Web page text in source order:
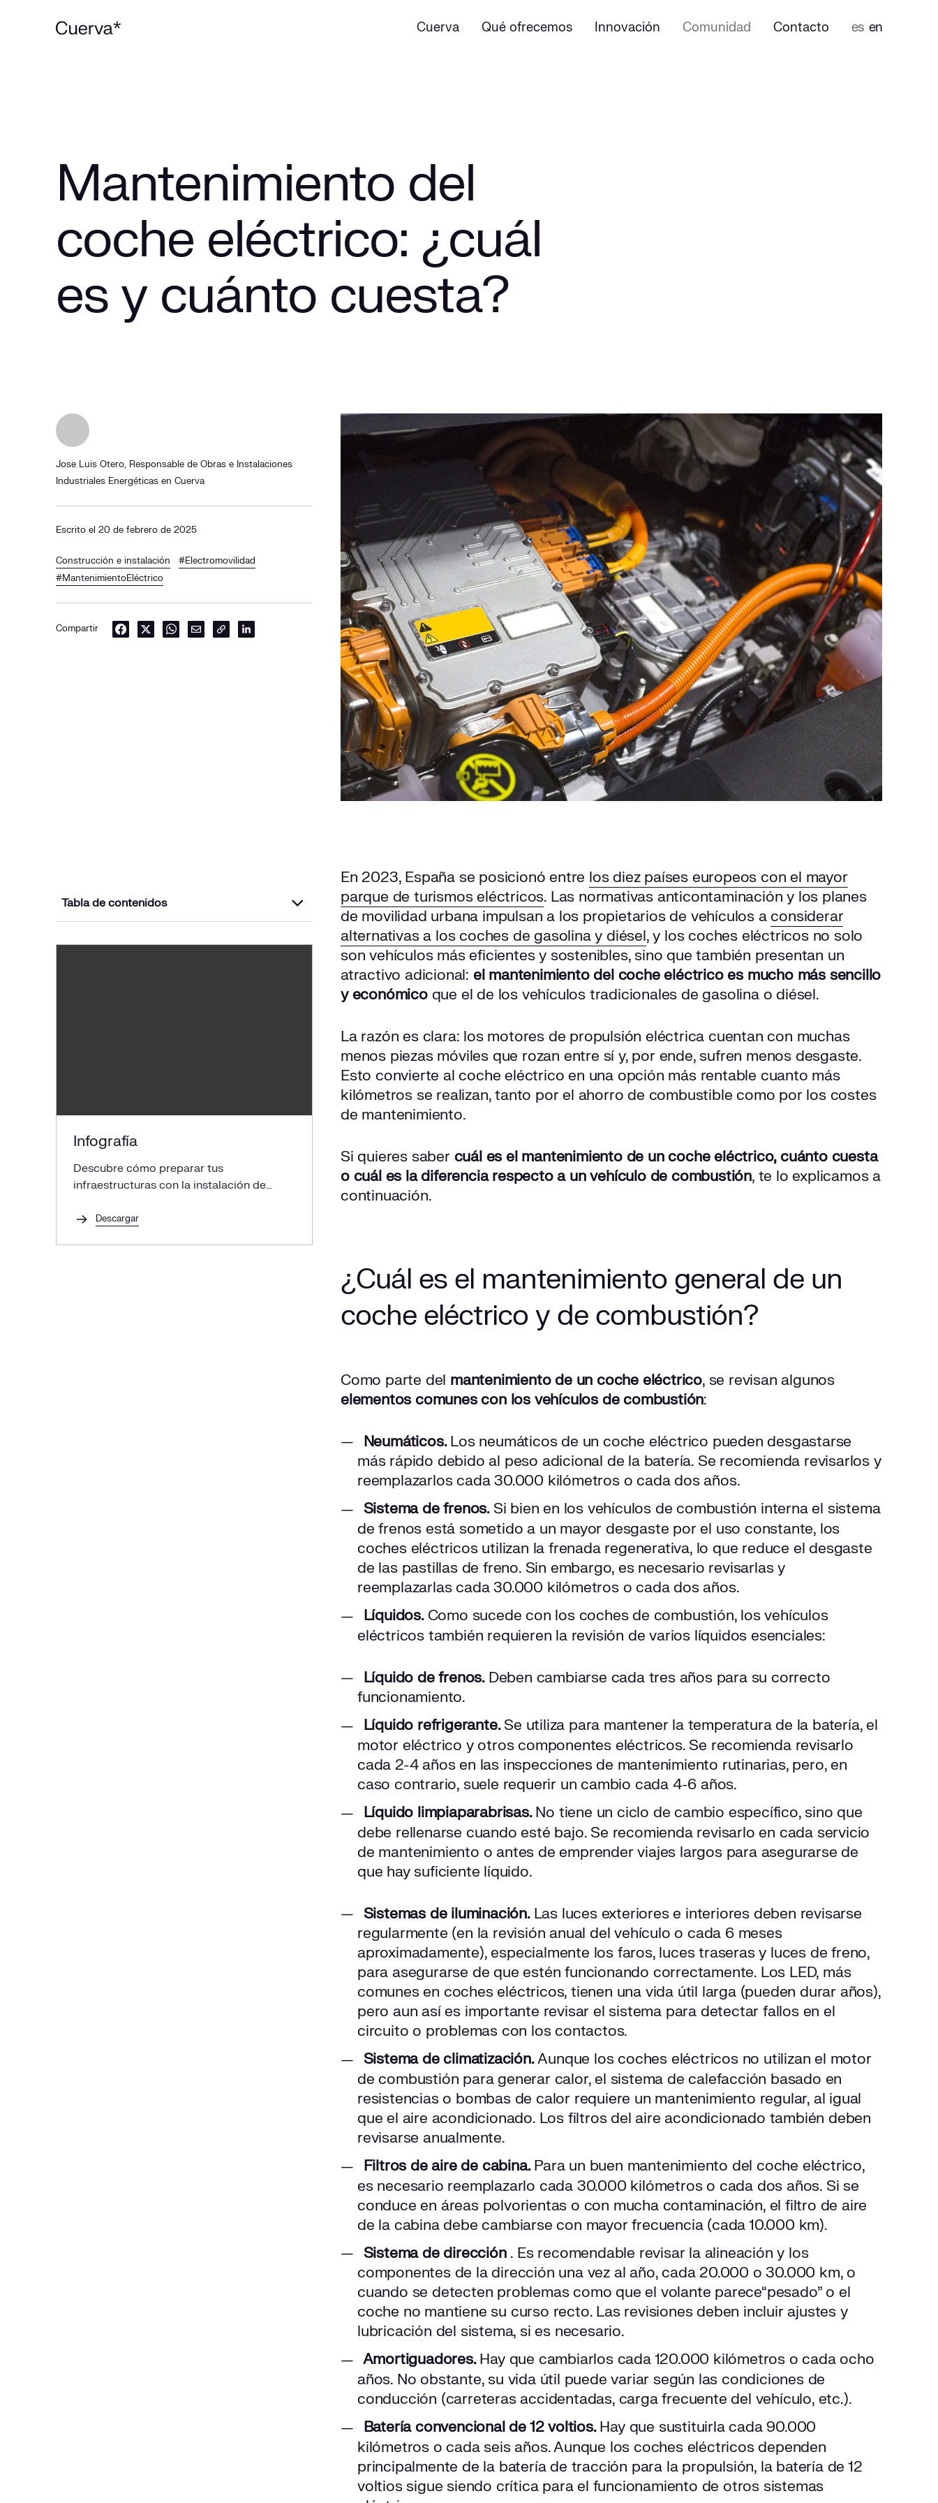
Cuerva Qué ofrecemos Innovación Comunidad Contacto es en
Mantenimiento del
coche eléctrico: ¿cuál
es y cuánto cuesta?
Jose Luis Otero, Responsable de Obras e Instalaciones
Industriales Energéticas en Cuerva
Escrito el 20 de febrero de 2025
Construcción e instalación
#Electromovilidad
#MantenimientoEléctrico
Compartir
Tabla de contenidos
¿Cuál es el mantenimiento general de un coche
eléctrico al año?
¿Cuánto dura la batería de un coche eléctrico?
Te conducimos hacia la movilidad eléctrica
Infografía
Descubre cómo preparar tus
infraestructuras con la instalación de
Descargar
En 2023, España se posicionó entre los diez países europeos con el mayor
parque de turismos eléctricos. Las normativas anticontaminación y los planes
de movilidad urbana impulsan a los propietarios de vehículos a considerar
alternativas a los coches de gasolina y diésel, y los coches eléctricos no solo
son vehículos más eficientes y sostenibles, sino que también presentan un
atractivo adicional: el mantenimiento del coche eléctrico es mucho más sencillo
y económico que el de los vehículos tradicionales de gasolina o diésel.
La razón es clara: los motores de propulsión eléctrica cuentan con muchas
menos piezas móviles que rozan entre sí y, por ende, sufren menos desgaste.
Esto convierte al coche eléctrico en una opción más rentable cuanto más
kilómetros se realizan, tanto por el ahorro de combustible como por los costes
de mantenimiento.
Si quieres saber cuál es el mantenimiento de un coche eléctrico, cuánto cuesta
o cuál es la diferencia respecto a un vehículo de combustión, te lo explicamos a
continuación.
¿Cuál es el mantenimiento general de un
coche eléctrico y de combustión?
Como parte del mantenimiento de un coche eléctrico, se revisan algunos
elementos comunes con los vehículos de combustión:
Neumáticos.Los neumáticos de un coche eléctrico pueden desgastarse
más rápido debido al peso adicional de la batería. Se recomienda revisarlos y
reemplazarlos cada 30.000 kilómetros o cada dos años.
Sistema de frenos. Si bien en los vehículos de combustión interna el sistema
de frenos está sometido a un mayor desgaste por el uso constante, los
coches eléctricos utilizan la frenada regenerativa, lo que reduce el desgaste
de las pastillas de freno. Sin embargo, es necesario revisarlas y
reemplazarlas cada 30.000 kilómetros o cada dos años.
Líquidos. Como sucede con los coches de combustión, los vehículos
eléctricos también requieren la revisión de varios líquidos esenciales:
Líquido de frenos. Deben cambiarse cada tres años para su correcto
funcionamiento.
Líquido refrigerante.Se utiliza para mantener la temperatura de la batería, el
motor eléctrico y otros componentes eléctricos. Se recomienda revisarlo
cada 2-4 años en las inspecciones de mantenimiento rutinarias, pero, en
caso contrario, suele requerir un cambio cada 4-6 años.
Líquido limpiaparabrisas.No tiene un ciclo de cambio específico, sino que
debe rellenarse cuando esté bajo. Se recomienda revisarlo en cada servicio
de mantenimiento o antes de emprender viajes largos para asegurarse de
que hay suficiente líquido.
Sistemas de iluminación. Las luces exteriores e interiores deben revisarse
regularmente (en la revisión anual del vehículo o cada 6 meses
aproximadamente), especialmente los faros, luces traseras y luces de freno,
para asegurarse de que estén funcionando correctamente. Los LED, más
comunes en coches eléctricos, tienen una vida útil larga (pueden durar años),
pero aun así es importante revisar el sistema para detectar fallos en el
circuito o problemas con los contactos.
Sistema de climatización.Aunque los coches eléctricos no utilizan el motor
de combustión para generar calor, el sistema de calefacción basado en
resistencias o bombas de calor requiere un mantenimiento regular, al igual
que el aire acondicionado. Los filtros del aire acondicionado también deben
revisarse anualmente.
Filtros de aire de cabina.Para un buen mantenimiento del coche eléctrico,
es necesario reemplazarlo cada 30.000 kilómetros o cada dos años. Si se
conduce en áreas polvorientas o con mucha contaminación, el filtro de aire
de la cabina debe cambiarse con mayor frecuencia (cada 10.000 km).
Sistema de dirección . Es recomendable revisar la alineación y los
componentes de la dirección una vez al año, cada 20.000 o 30.000 km, o
cuando se detecten problemas como que el volante parece“pesado” o el
coche no mantiene su curso recto. Las revisiones deben incluir ajustes y
lubricación del sistema, si es necesario.
Amortiguadores.Hay que cambiarlos cada 120.000 kilómetros o cada ocho
años. No obstante, su vida útil puede variar según las condiciones de
conducción (carreteras accidentadas, carga frecuente del vehículo, etc.).
Batería convencional de 12 voltios.Hay que sustituirla cada 90.000
kilómetros o cada seis años. Aunque los coches eléctricos dependen
principalmente de la batería de tracción para la propulsión, la batería de 12
voltios sigue siendo crítica para el funcionamiento de otros sistemas